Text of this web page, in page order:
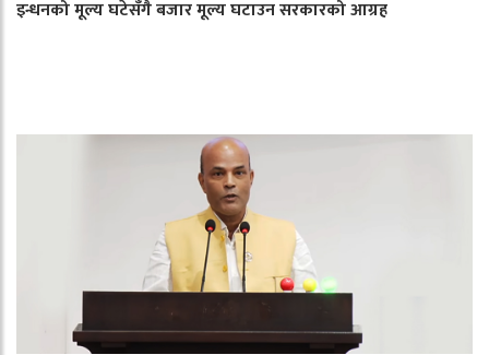
इन्धनको मूल्य घटेसँगै बजार मूल्य घटाउन सरकारको आग्रह